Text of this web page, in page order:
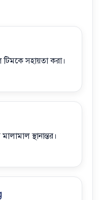
টিমকে সহায়তা করা।
স্থানান্তর।